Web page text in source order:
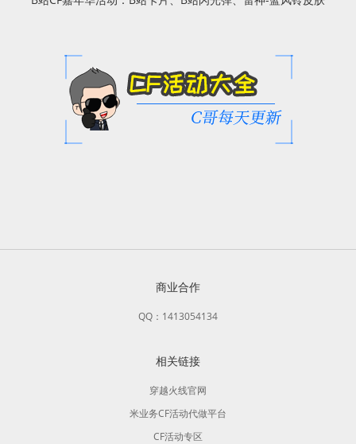
商业合作
QQ：1413054134
相关链接
穿越火线官网
米业务CF活动代做平台
CF活动专区